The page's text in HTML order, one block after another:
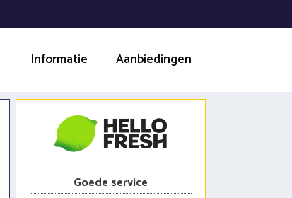
Informatie Aanbiedingen
Goede service